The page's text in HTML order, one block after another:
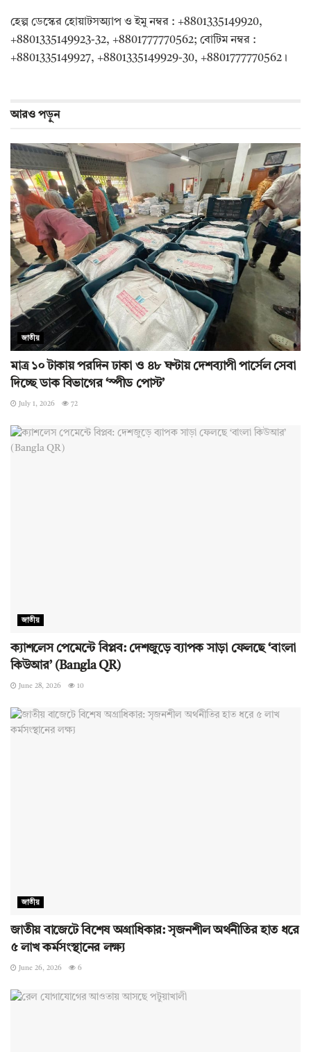
হেল্প ডেস্কের হোয়াটসঅ্যাপ ও ইমু নম্বর : +8801335149920,
+8801335149923-32, +8801777770562; বোটিম নম্বর :
+8801335149927, +8801335149929-30, +8801777770562।
আরও পড়ুন
জাতীয়
মাত্র ১০ টাকায় পরদিন ঢাকা ও ৪৮ ঘণ্টায় দেশব্যাপী পার্সেল সেবা
দিচ্ছে ডাক বিভাগের ‘স্পীড পোস্ট’
July 1, 2026 72
জাতীয়
ক্যাশলেস পেমেন্টে বিপ্লব: দেশজুড়ে ব্যাপক সাড়া ফেলছে ‘বাংলা
কিউআর’ (Bangla QR)
June 28, 2026 10
জাতীয়
জাতীয় বাজেটে বিশেষ অগ্রাধিকার: সৃজনশীল অর্থনীতির হাত ধরে
৫ লাখ কর্মসংস্থানের লক্ষ্য
June 26, 2026 6